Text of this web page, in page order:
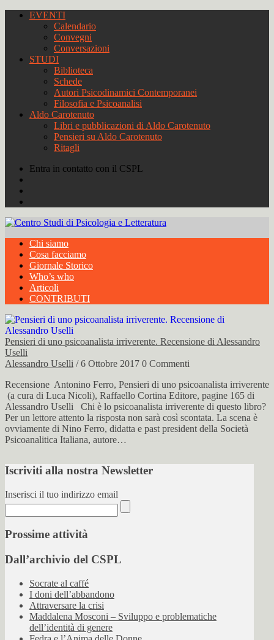
EVENTI
Calendario
Convegni
Conversazioni
STUDI
Biblioteca
Schede
Autori Psicodinamici Contemporanei
Filosofia e Psicoanalisi
Aldo Carotenuto
Libri e pubblicazioni di Aldo Carotenuto
Pensieri su Aldo Carotenuto
Ritagli
Entra in contatto con il CSPL
Chi siamo
Cosa facciamo
Giornale Storico
Who’s who
Articoli
CONTRIBUTI
Pensieri di uno psicoanalista irriverente. Recensione di Alessandro
Uselli
Alessandro Uselli / 6 Ottobre 2017 0 Commenti
Recensione Antonino Ferro, Pensieri di uno psicoanalista irriverente
(a cura di Luca Nicoli), Raffaello Cortina Editore, pagine 165 di
Alessandro Uselli Chi è lo psicoanalista irriverente di questo libro?
Per un lettore attento la risposta non sarà così scontata. La scena è
ovviamente di Nino Ferro, didatta e past president della Società
Psicoanalitica Italiana, autore…
Iscriviti alla nostra Newsletter
Inserisci il tuo indirizzo email
Prossime attività
Dall’archivio del CSPL
Socrate al caffé
I doni dell’abbandono
Attraversare la crisi
Maddalena Mosconi – Sviluppo e problematiche
dell’identità di genere